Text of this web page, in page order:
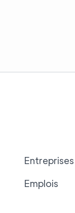
Entreprises
Emplois